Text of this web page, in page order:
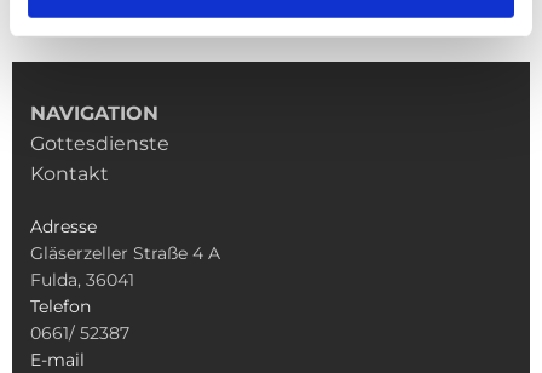
NAVIGATION
Gottesdienste
Kontakt
Adresse
Gläserzeller Straße 4 A
Fulda, 36041
Telefon
0661/ 52387
E-mail